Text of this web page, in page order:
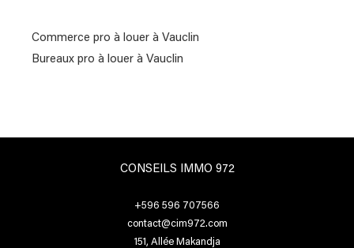
Commerce pro à louer à Vauclin
Bureaux pro à louer à Vauclin
CONSEILS IMMO 972
+596 596 707566
contact@cim972.com
151, Allée Makandja